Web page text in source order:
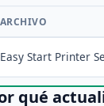
ARCHIVO
Easy Start Printer
qué